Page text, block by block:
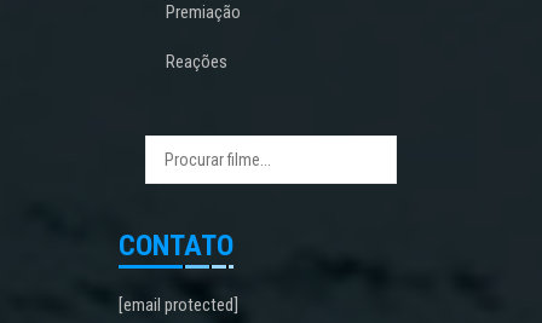
Premiação
Reações
CONTATO
[email protected]